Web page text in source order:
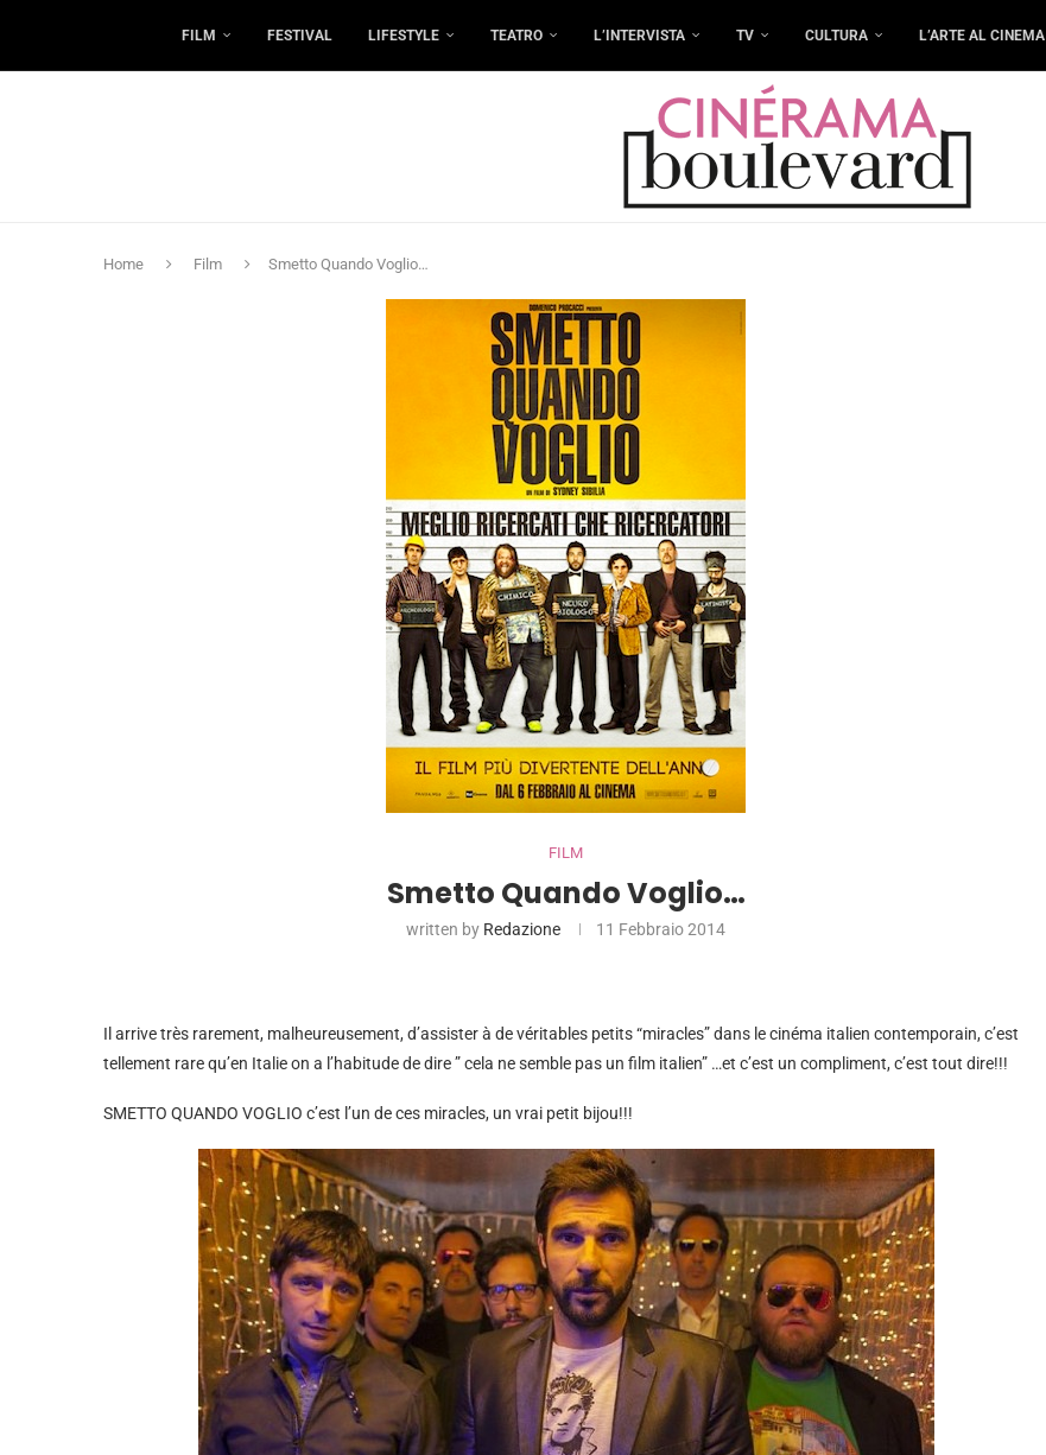
FILM FESTIVAL LIFESTYLE TEATRO L’INTERVISTA TV CULTURA L’ARTE AL CINEMA
Home Film Smetto Quando Voglio…
FILM
Smetto Quando Voglio…
written by Redazione 11 Febbraio 2014
Il arrive très rarement, malheureusement, d’assister à de véritables petits “miracles” dans le cinéma italien contemporain, c’est
tellement rare qu’en Italie on a l’habitude de dire ” cela ne semble pas un film italien” …et c’est un compliment, c’est tout dire!!!
SMETTO QUANDO VOGLIO c’est l’un de ces miracles, un vrai petit bijou!!!